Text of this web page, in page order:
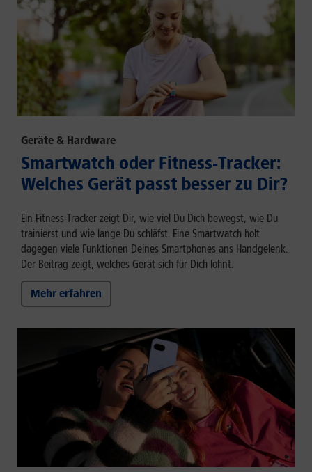
Geräte & Hardware
Smartwatch oder Fitness-Tracker:
Welches Gerät passt besser zu Dir?
Ein Fitness-Tracker zeigt Dir, wie viel Du Dich bewegst, wie Du
trainierst und wie lange Du schläfst. Eine Smartwatch holt
dagegen viele Funktionen Deines Smartphones ans Handgelenk.
Der Beitrag zeigt, welches Gerät sich für Dich lohnt.
Mehr erfahren